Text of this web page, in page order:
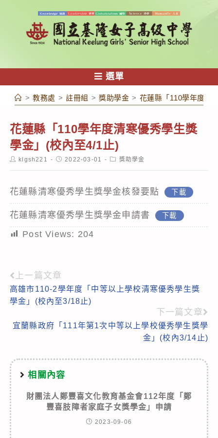
容
選單
> 教務處 > 註冊組 > 獎助學金 > 花蓮縣「110學年度清
花蓮縣「110學年度清寒優秀學生獎
學金」(校內至4/1止)
Postklgsh221
Post2022-03-01
Post獎助學金
花蓮縣清寒優秀學生獎學金核發要點 下載
花蓮縣清寒優秀學生獎學金申請書 下載
Post Views: 204
Read
more
上一篇文章
高雄市110-2學年度「中等以上學校清寒優秀學生獎
學金」(校內至3/18止)
下一篇文章
宜蘭縣政府「111年第1次中等以上學校優秀學生獎學
金」(校內3/14止)
相關內容
財團法人鄭豐喜文化教育基金會112年度「鄭
豐喜肢障者家庭子女獎學金」申請
2023-09-06